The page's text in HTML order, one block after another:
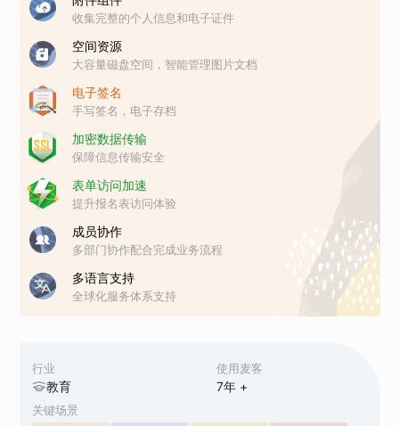
行业
教育
使用麦客
7年 +
关键场景
收集完整的个人信息和电子证件
空间资源
大容量磁盘空间，智能管理图片文档
电子签名
手写签名，电子存档
加密数据传输
保障信息传输安全
表单访问加速
提升报名表访问体验
成员协作
多部门协作配合完成业务流程
多语言支持
全球化服务体系支持